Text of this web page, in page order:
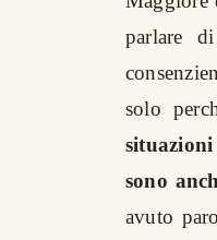
parlare
solo
sono
avuto